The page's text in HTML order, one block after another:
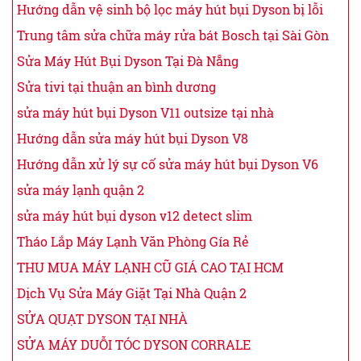
Hướng dẫn vệ sinh bộ lọc máy hút bụi Dyson bị lỗi
Trung tâm sửa chữa máy rửa bát Bosch tại Sài Gòn
Sửa Máy Hút Bụi Dyson Tại Đà Nẵng
Sửa tivi tại thuận an bình dương
sửa máy hút bụi Dyson V11 outsize tại nhà
Hướng dẫn sửa máy hút bụi Dyson V8
Hướng dẫn xử lý sự cố sửa máy hút bụi Dyson V6
sửa máy lạnh quận 2
sửa máy hút bụi dyson v12 detect slim
Tháo Lắp Máy Lạnh Văn Phòng Gía Rẻ
THU MUA MÁY LẠNH CŨ GIÁ CAO TẠI HCM
Dịch Vụ Sửa Máy Giặt Tại Nhà Quận 2
SỬA QUẠT DYSON TẠI NHÀ
SỬA MÁY DUỖI TÓC DYSON CORRALE